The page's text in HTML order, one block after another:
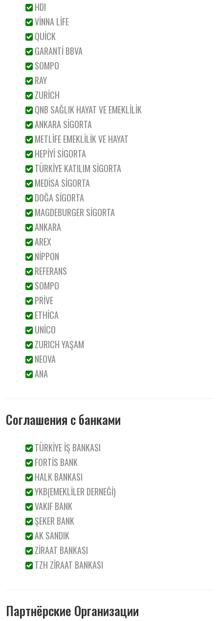
HDI
VİNNA LİFE
QUİCK
GARANTİ BBVA
SOMPO
RAY
ZURİCH
QNB SAĞLIK HAYAT VE EMEKLİLİK
ANKARA SİGORTA
METLİFE EMEKLİLİK VE HAYAT
HEPİYİ SİGORTA
TÜRKİYE KATILIM SİGORTA
MEDİSA SİGORTA
DOĞA SİGORTA
MAGDEBURGER SİGORTA
ANKARA
AREX
NİPPON
REFERANS
SOMPO
PRİVE
ETHİCA
UNİCO
ZURICH YAŞAM
NEOVA
ANA
Соглашения с банками
TÜRKİYE İŞ BANKASI
FORTİS BANK
HALK BANKASI
YKB(EMEKLİLER DERNEĞİ)
VAKIF BANK
ŞEKER BANK
AK SANDIK
ZİRAAT BANKASI
TZH ZİRAAT BANKASI
Партнёрские Oрганизации